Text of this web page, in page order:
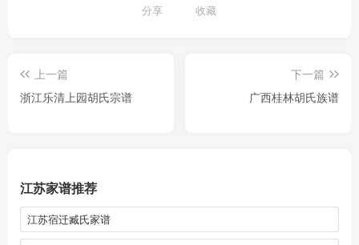
分享 收藏
上一篇
浙江乐清上园胡氏宗谱
下一篇
广西桂林胡氏族谱
江苏家谱推荐
江苏宿迁臧氏家谱